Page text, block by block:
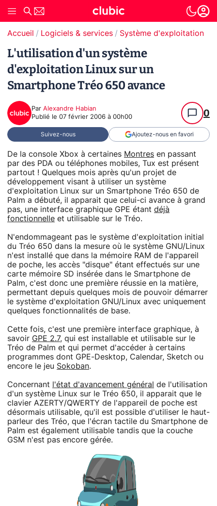
Accueil Logiciels & services Système d'exploitation
L'utilisation d'un système
d'exploitation Linux sur un
Smartphone Tréo 650 avance
Par Alexandre Habian
Publié le 07 février 2006 à 00h00 0
Suivez-nous Ajoutez-nous en favori
De la console Xbox à certaines Montres en passant
par des PDA ou téléphones mobiles, Tux est présent
partout ! Quelques mois après qu'un projet de
développement visant à utiliser un système
d'exploitation Linux sur un Smartphone Tréo 650 de
Palm a débuté, il apparait que celui-ci avance à grand
pas, une interface graphique GPE étant déjà
fonctionnelle et utilisable sur le Tréo.
N'endommageant pas le système d'exploitation initial
du Tréo 650 dans la mesure où le système GNU/Linux
n'est installé que dans la mémoire RAM de l'appareil
de poche, les accès "disque" étant effectués sur une
carte mémoire SD insérée dans le Smartphone de
Palm, c'est donc une première réussie en la matière,
permettant depuis quelques mois de pouvoir démarrer
le système d'exploitation GNU/Linux avec uniquement
quelques fonctionnalités de base.
Cette fois, c'est une première interface graphique, à
savoir GPE 2.7, qui est installable et utilisable sur le
Tréo de Palm et qui permet d'accéder à certains
programmes dont GPE-Desktop, Calendar, Sketch ou
encore le jeu Sokoban.
Concernant l'état d'avancement général
de l'utilisation
d'un système Linux sur le Tréo 650, il apparait que le
clavier AZERTY/QWERTY de l'appareil de poche est
désormais utilisable, qu'il est possible d'utiliser le haut-
parleur des Tréo, que l'écran tactile du Smartphone de
Palm est également utilisable tandis que la couche
GSM n'est pas encore gérée.